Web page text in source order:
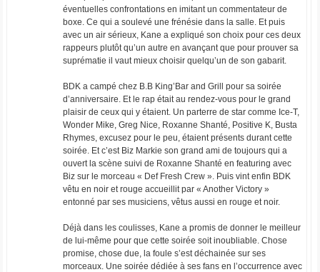
éventuelles confrontations en imitant un commentateur de
boxe. Ce qui a soulevé une frénésie dans la salle. Et puis
avec un air sérieux, Kane a expliqué son choix pour ces deux
rappeurs plutôt qu’un autre en avançant que pour prouver sa
suprématie il vaut mieux choisir quelqu’un de son gabarit.
BDK a campé chez B.B King’Bar and Grill pour sa soirée
d’anniversaire. Et le rap était au rendez-vous pour le grand
plaisir de ceux qui y étaient. Un parterre de star comme Ice-T,
Wonder Mike, Greg Nice, Roxanne Shanté, Positive K, Busta
Rhymes, excusez pour le peu, étaient présents durant cette
soirée. Et c’est Biz Markie son grand ami de toujours qui a
ouvert la scène suivi de Roxanne Shanté en featuring avec
Biz sur le morceau « Def Fresh Crew ». Puis vint enfin BDK
vêtu en noir et rouge accueillit par « Another Victory »
entonné par ses musiciens, vêtus aussi en rouge et noir.
Déjà dans les coulisses, Kane a promis de donner le meilleur
de lui-même pour que cette soirée soit inoubliable. Chose
promise, chose due, la foule s’est déchainée sur ses
morceaux. Une soirée dédiée à ses fans en l’occurrence avec